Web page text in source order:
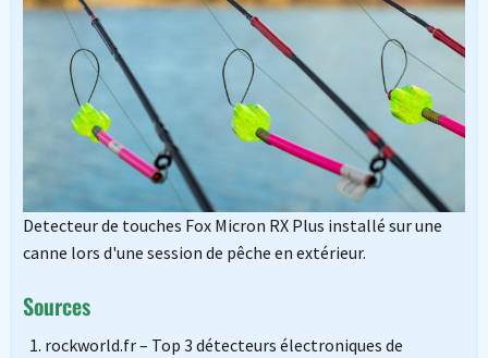
Detecteur de touches Fox Micron RX Plus installé sur une
canne lors d'une session de pêche en extérieur.
Sources
rockworld.fr – Top 3 détecteurs électroniques de